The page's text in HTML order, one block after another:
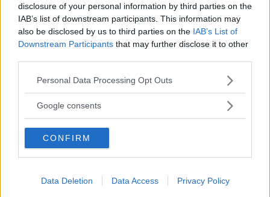
disclosure of your personal information by third parties on the
IAB’s list of downstream participants. This information may
also be disclosed by us to third parties on the IAB’s List of
Downstream Participants that may further disclose it to other
Please note that this website/app uses one or more Google
not limited to your visit or usage behaviour. You may click to
use your data for below specified purposes in below Google
consent section.
Personal Data Processing Opt Outs
Google consents
CONFIRM
Data Deletion Data Access Privacy Policy